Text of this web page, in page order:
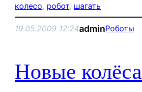
колесо, робот, шагать
19.05.2009 12:24adminРоботы
Новые колёса